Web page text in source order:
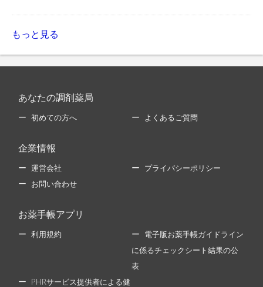
もっと見る
あなたの調剤薬局
初めての方へ よくあるご質問
企業情報
運営会社 プライバシーポリシー
お問い合わせ
お薬手帳アプリ
利用規約 電子版お薬手帳ガイドライン
に係るチェックシート結果の公
表
PHRサービス提供者による健